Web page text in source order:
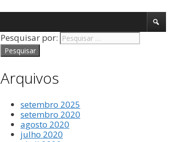
Pesquisar por:
Arquivos
setembro 2025
setembro 2020
agosto 2020
julho 2020